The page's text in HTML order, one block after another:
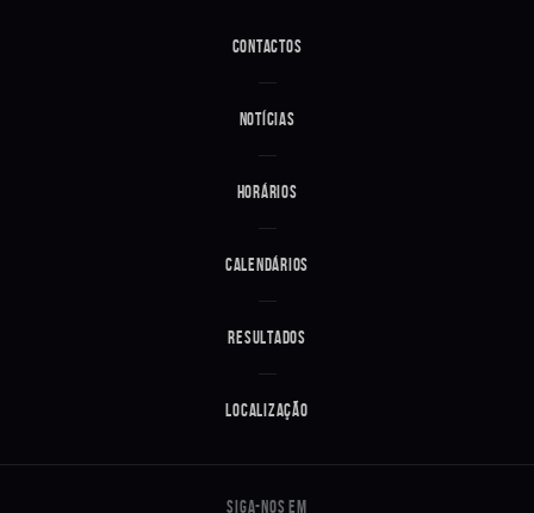
Contactos
Notícias
Horários
Calendários
Resultados
Localização